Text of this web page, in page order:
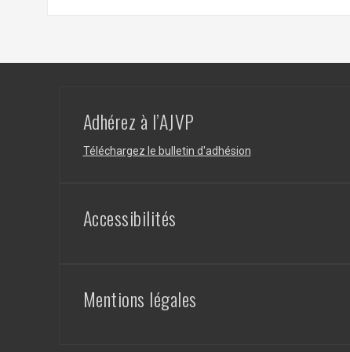
Adhérez à l’AJVP
Téléchargez le bulletin d'adhésion
Accessibilités
Mentions légales